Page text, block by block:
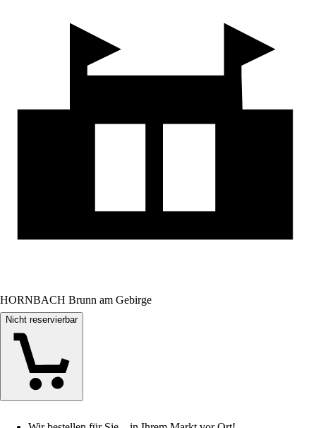
HORNBACH Brunn am Gebirge
Nicht reservierbar